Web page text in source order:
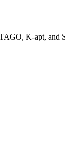
K-apt,